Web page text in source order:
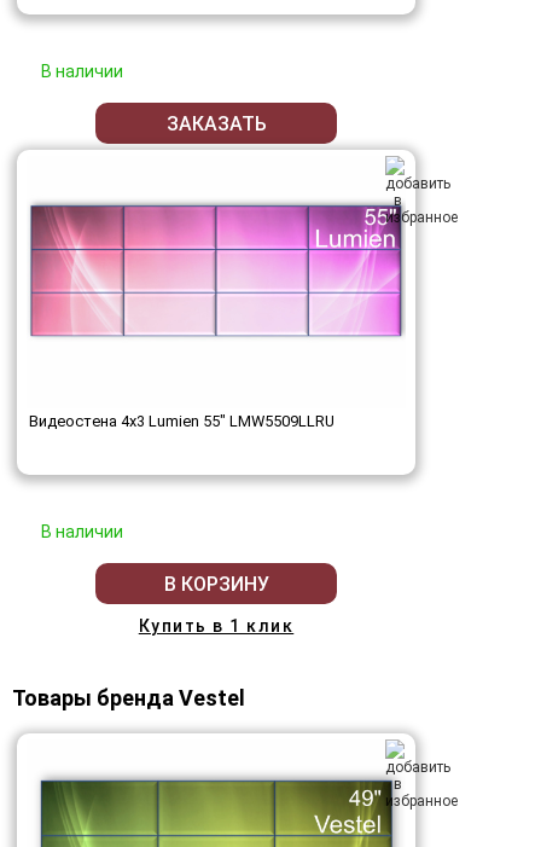
В наличии
ЗАКАЗАТЬ
Видеостена 4x3 Lumien 55" LMW5509LLRU
В наличии
В КОРЗИНУ
Купить в 1 клик
Товары бренда Vestel